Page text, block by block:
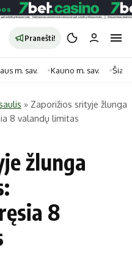
Pranešti!
Kategorijos
Gyvenimas
Horoskopai
Maistas
Sveikata
m. sav. Kauno m. sav.
» Zaporižios srityje žlunga
8 valandų limitas
žlunga
8